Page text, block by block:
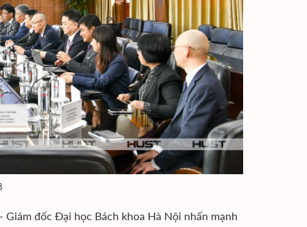
đốc Đại học Bách khoa Hà Nội nhấn mạnh